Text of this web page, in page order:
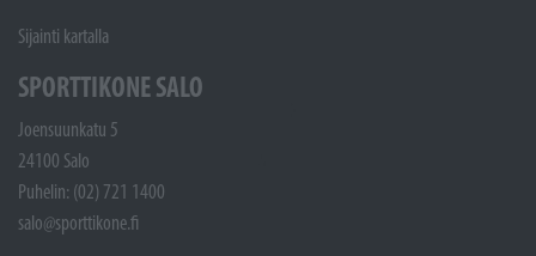
Sijainti kartalla
SPORTTIKONE SALO
Joensuunkatu 5
24100 Salo
Puhelin: (02) 721 1400
salo@sporttikone.fi